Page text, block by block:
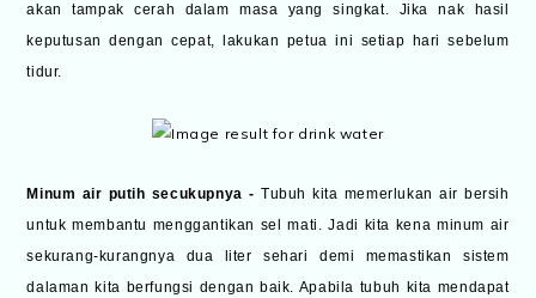
akan tampak cerah dalam masa yang singkat. Jika nak hasil
keputusan dengan cepat, lakukan petua ini setiap hari sebelum
tidur.
Minum air putih secukupnya - Tubuh kita memerlukan air bersih
untuk membantu menggantikan sel mati. Jadi kita kena minum air
sekurang-kurangnya dua liter sehari demi memastikan sistem
dalaman kita berfungsi dengan baik. Apabila tubuh kita mendapat